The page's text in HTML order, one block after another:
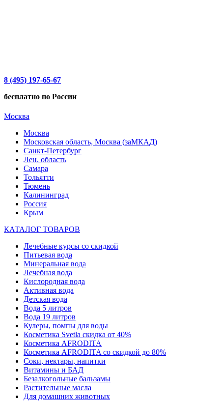
8 (495) 197-65-67
бесплатно по России
Москва
Москва
Московская область, Москва (заМКАД)
Санкт-Петербург
Лен. область
Самара
Тольятти
Тюмень
Калининград
Россия
Крым
КАТАЛОГ ТОВАРОВ
Лечебные курсы со скидкой
Питьевая вода
Минеральная вода
Лечебная вода
Кислородная вода
Активная вода
Детская вода
Вода 5 литров
Вода 19 литров
Кулеры, помпы для воды
Косметика Svetla скидка от 40%
Косметика AFRODITA
Косметика AFRODITA со скидкой до 80%
Соки, нектары, напитки
Витамины и БАД
Безалкогольные бальзамы
Растительные масла
Для домашних животных